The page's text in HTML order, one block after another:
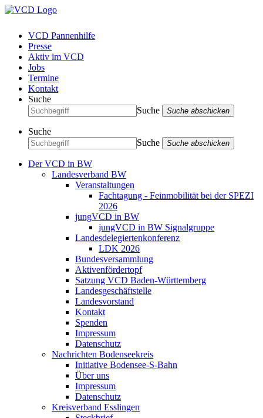
VCD Pannenhilfe
Presse
Aktiv im VCD
Jobs
Termine
Kontakt
Suche
Suche
Suche abschicken
Suche
Suche
Suche abschicken
Der VCD in BW
Landesverband BW
Veranstaltungen
Fachtagung - Feinmobilität bei der SPEZI
2026
jungVCD in BW
jungVCD in BW Signalgruppe
Landesdelegiertenkonferenz
LDK 2026
Bundesversammlung
Aktivenfördertopf
Satzung VCD Baden-Württemberg
Landesgeschäftstelle
Landesvorstand
Kontakt
Spenden
Impressum
Datenschutz
Nachrichten Bodenseekreis
Initiative Bodensee-S-Bahn
Über uns
Impressum
Datenschutz
Kreisverband Esslingen